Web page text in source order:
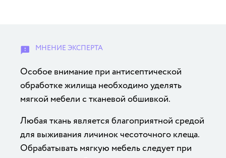
Особое внимание при антисептической
обработке жилища необходимо уделять
мягкой мебели с тканевой обшивкой.
Любая ткань является благоприятной средой
для выживания личинок чесоточного клеща.
Обрабатывать мягкую мебель следует при